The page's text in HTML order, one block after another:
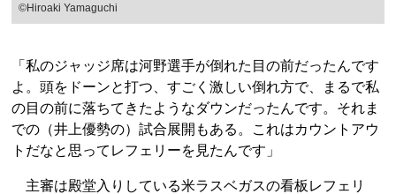
©Hiroaki Yamaguchi
「私のジャッジ席は河野選手が倒れた目の前だったんです
よ。頭をドーンと打つ、すごく激しい倒れ方で、まるで私
の目の前に落ちてきたようなダウンだったんです。それま
での（井上優勢の）試合展開もある。これはカウントアウ
トだなと思ってレフェリーを見たんです」
主審は殿堂入りしている米ラスベガスの看板レフェリ